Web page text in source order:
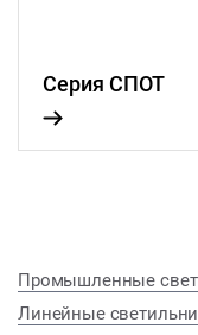
Серия СПОТ
Промышленные
Линейные